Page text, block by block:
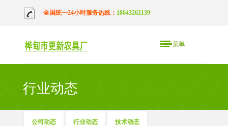
全国统一24小时服务热线： 18643262139
行业动态
公司动态 行业动态 技术动态